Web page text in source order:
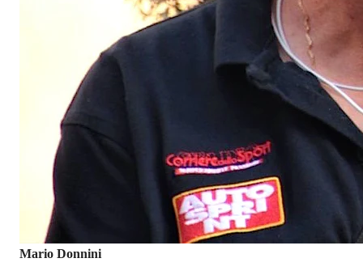
Mario Donnini